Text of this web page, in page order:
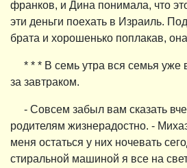
франков, и Дина понимала, что
эти деньги поехать в Израиль.
брата и хорошенько поплакав,
* * * В семь утра вся семья уже
за завтраком.
- Совсем забыл вам сказать
родителям жизнерадостно. -
меня остаться у них ночевать
стиральной машиной я все на